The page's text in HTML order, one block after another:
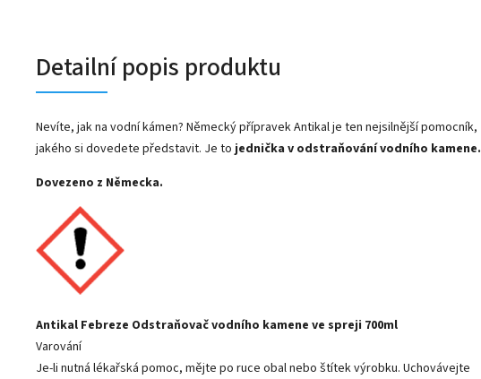
Detailní popis produktu
Nevíte, jak na vodní kámen? Německý přípravek Antikal je ten nejsilnější pomocník,
jakého si dovedete představit. Je to jednička v odstraňování vodního kamene.
Dovezeno z Německa.
Antikal Febreze Odstraňovač vodního kamene ve spreji 700ml
Varování
Je-li nutná lékařská pomoc, mějte po ruce obal nebo štítek výrobku. Uchovávejte